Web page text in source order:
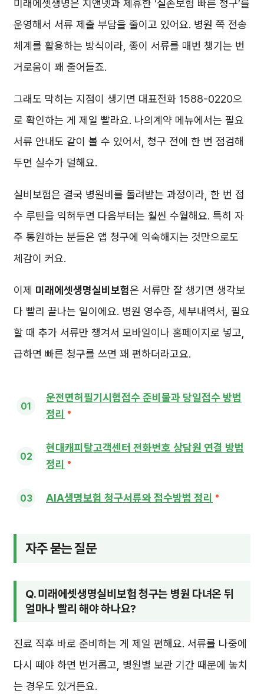
미래에셋생명은 지앤넷과 제휴한 ‘실손보험 빠른 청구’를
운영해서 서류 제출 부담을 줄이고 있어요. 병원 쪽 전송
체계를 활용하는 방식이라, 종이 서류를 매번 챙기는 번
거로움이 꽤 줄어들죠.
그래도 막히는 지점이 생기면 대표전화 1588-0220으
로 확인하는 게 제일 빨라요. 나의계약 메뉴에서는 필요
서류 안내도 같이 볼 수 있어서, 청구 전에 한 번 점검해
두면 실수가 덜해요.
실비보험은 결국 병원비를 돌려받는 과정이라, 한 번 접
수 루틴을 익혀두면 다음부터는 훨씬 수월해요. 특히 자
주 통원하는 분들은 앱 청구에 익숙해지는 것만으로도
체감이 커요.
이제 미래에셋생명실비보험은 서류만 잘 챙기면 생각보
다 빨리 끝나는 일이에요. 병원 영수증, 세부내역서, 필요
할 때 추가 서류만 챙겨서 모바일이나 홈페이지로 넣고,
급하면 빠른 청구를 쓰면 꽤 편하더라고요.
운전면허필기시험접수 준비물과 당일접수 방법
정리
현대캐피탈고객센터 전화번호 상담원 연결 방법
정리
AIA생명보험 청구서류와 접수방법 정리
자주 묻는 질문
Q. 미래에셋생명실비보험 청구는 병원 다녀온 뒤
얼마나 빨리 해야 하나요?
진료 직후 바로 준비하는 게 제일 편해요. 서류를 나중에
다시 떼야 하면 번거롭고, 병원별 보관 기간 때문에 놓치
는 경우도 있거든요.